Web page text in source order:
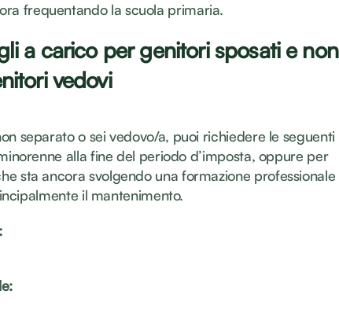
frequentando la scuola primaria.
a carico per genitori sposati e non
vedovi
separato o sei vedovo/a, puoi richiedere le seguenti
alla fine del periodo d’imposta, oppure per
sta ancora svolgendo una formazione professionale
il mantenimento.